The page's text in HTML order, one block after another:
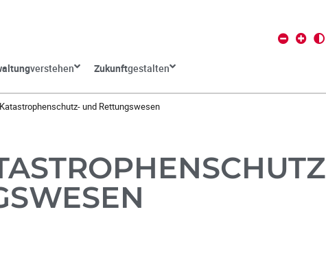
verstehen Zukunftgestalten
und Rettungswesen